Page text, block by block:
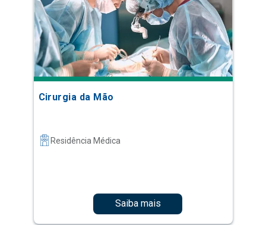
Cirurgia da Mão
Residência Médica
Saiba mais